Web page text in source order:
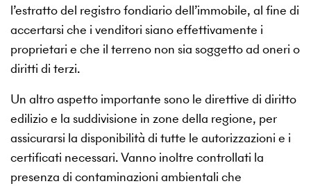
l’estratto del registro fondiario dell’immobile, al fine di
accertarsi che i venditori siano effettivamente i
proprietari e che il terreno non sia soggetto ad oneri o
diritti di terzi.
Un altro aspetto importante sono le direttive di diritto
edilizio e la suddivisione in zone della regione, per
assicurarsi la disponibilità di tutte le autorizzazioni e i
certificati necessari. Vanno inoltre controllati la
presenza di contaminazioni ambientali che